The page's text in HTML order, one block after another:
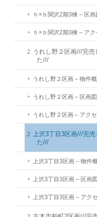
ｈ×ｂ関沢2期3棟 – 区画
ｈ×ｂ関沢2期3棟 – アク
うれし野２区画///完売
た///
うれし野２区画 – 物件
うれし野２区画 – 区画図
うれし野２区画 – アク
上沢3丁目3区画///完売
た///
上沢3丁目3区画 – 物件
上沢3丁目3区画 – 区画図
上沢3丁目3区画 – アク